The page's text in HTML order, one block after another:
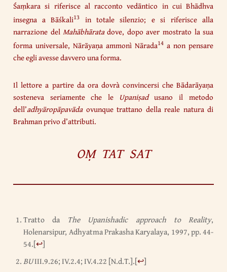
Śaṃkara si riferisce al racconto vedāntico in cui Bhādhva
insegna a Bāśkali13 in totale silenzio; e si riferisce alla
narrazione delMahābhāratadove, dopo aver mostrato la sua
forma universale, Nārāyaṇa ammonì Nārada14 a non pensare
che egli avesse davvero una forma.
Il lettore a partire da ora dovrà convincersi che Bādarāyaṇa
sosteneva seriamente che le Upaniṣadusano il metodo
dell’adhyāropāpavādaovunque trattano della reale natura di
Brahman privo d’attributi.
OṂ TAT SAT
Tratto da The Upanishadic approach to Reality,
Holenarsipur, Adhyatma Prakasha Karyalaya, 1997, pp. 44-
54.[↩]
BUIII.9.26; IV.2.4; IV.4.22 [N.d.T.].[↩]